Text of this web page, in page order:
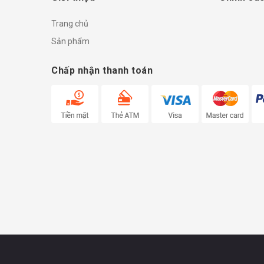
Trang chủ
Sản phẩm
Chấp nhận thanh toán